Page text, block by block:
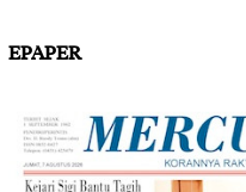
EPAPER